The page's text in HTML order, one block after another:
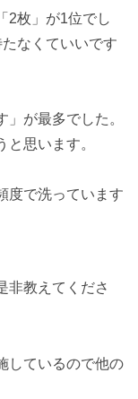
2枚」が1位でし
なくていいです
が最多でした。
思います。
度で洗っています
非教えてくださ
しているので他の